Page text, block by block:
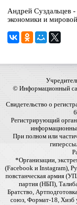
Андрей Суздальцев -
экономики и
© Информационный
Свидетельство о
Регистрирующий
При полном или
*Организации,
(Facebook и Instagram),
повстанческая армия
партия (НБП),
Братство,
союз, Формат-18, Хизб